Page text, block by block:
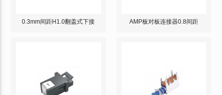
0.3mm间距H1.0翻盖式下接 AMP板对板连接器0.8间距